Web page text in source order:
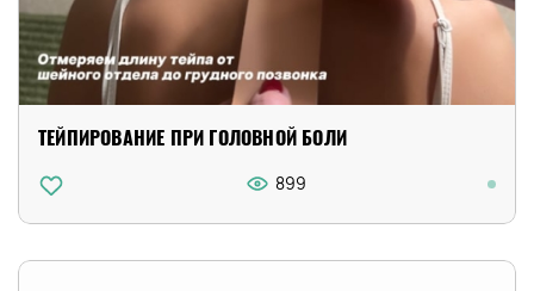
ТЕЙПИРОВАНИЕ ПРИ ГОЛОВНОЙ БОЛИ
899